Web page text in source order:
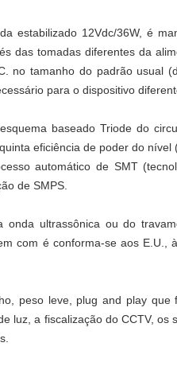
estabilizado 12Vdc/36W, é
das tomadas diferentes da
no tamanho do padrão usual
para o dispositivo
baseado Triode do
eficiência de poder do nível
automático de SMT
de SMPS.
onda ultrassônica ou do
com é conforma-se aos E.U.,
peso leve, plug and play que
luz, a fiscalização do CCTV, os